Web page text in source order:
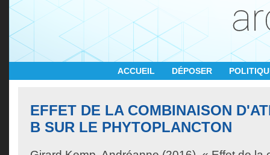
ACCUEIL DÉPOSER
EFFET DE LA COMBINAISON
B SUR LE PHYTOPLANCTON